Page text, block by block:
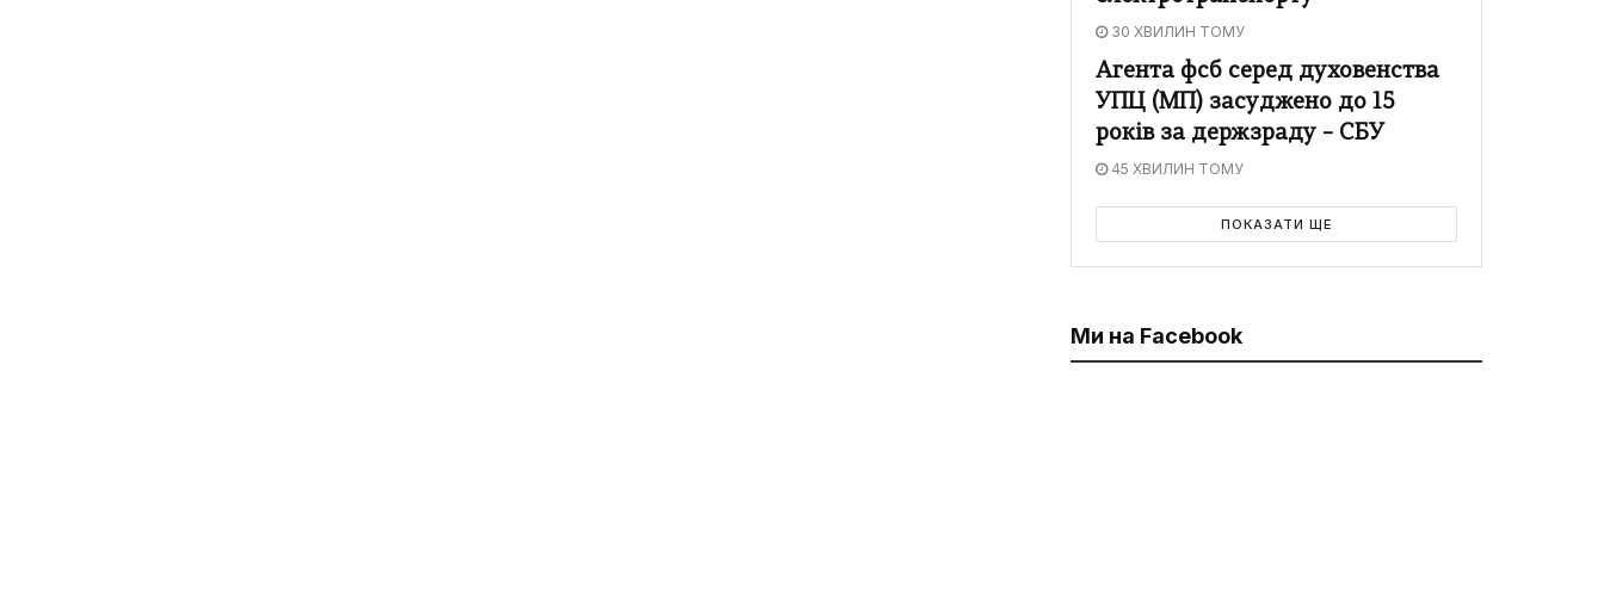
30 ХВИЛИН ТОМУ
Агента фсб серед духовенства
УПЦ (МП) засуджено до 15
років за держзраду – СБУ
45 ХВИЛИН ТОМУ
ПОКАЗАТИ ЩЕ
Ми на Facebook